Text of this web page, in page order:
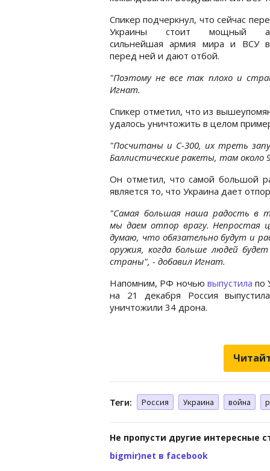
Спикер подчеркнул, что сейчас
Украины стоит мощный
сильнейшая армия мира и ВСУ
перед ней и дают отбой.
"Поэтому не все так плохо и
Игнат.
Спикер отметил, что из
удалось уничтожить в целом
"Посчитаны и С-300, их треть
Баллистические ракеты, там
Он отметил, что самой большой
является то, что Украина дает
"Самая большая наша радость в
мы даем отпор врагу. Непростая
думаю, что обязательно будут и
оружия, когда больше людей
страны", - добавил Игнат.
Напомним, РФ ночью выпустила по
на 21 декабря Россия
уничтожили 34 дрона.
Теги: Россия Украина война
Не пропусти другие интересные
bigmir)net в facebook